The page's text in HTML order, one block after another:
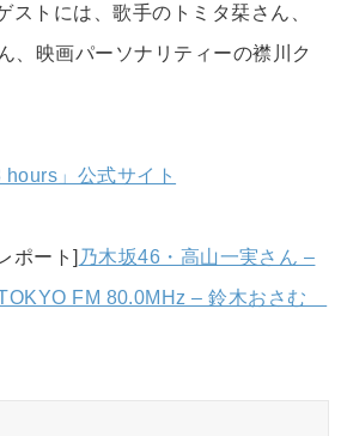
ストには、歌手のトミタ栞さん、
、映画パーソナリティーの襟川ク
hours」公式サイト
ポート] 乃木坂46・高山一実さん –
FM 80.0MHz – 鈴木おさむ